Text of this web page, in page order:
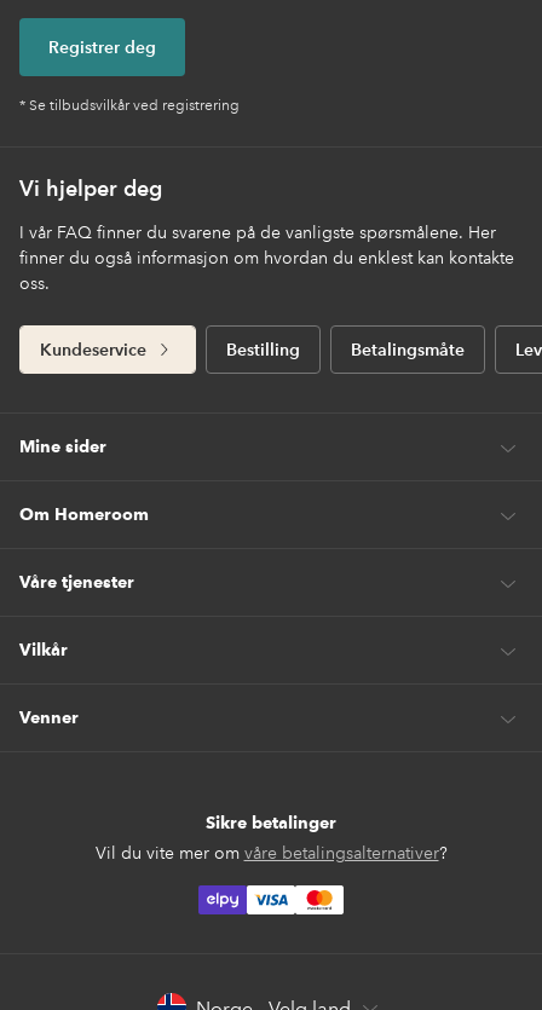
Registrer deg
* Se tilbudsvilkår ved registrering
Vi hjelper deg
I vår FAQ finner du svarene på de vanligste spørsmålene. Her
finner du også informasjon om hvordan du enklest kan kontakte
oss.
Kundeservice Bestilling Betalingsmåte
Mine sider
Om Homeroom
Våre tjenester
Vilkår
Venner
Sikre betalinger
Vil du vite mer om våre betalingsalternativer?
elpy